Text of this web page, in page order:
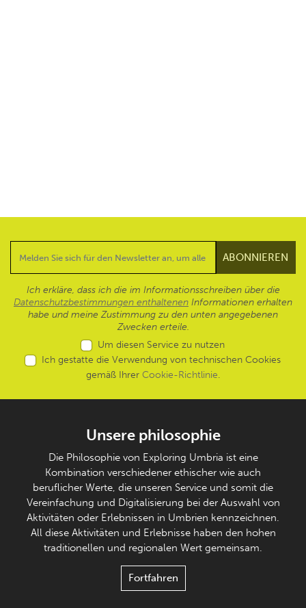
Ich erkläre, dass ich die im Informationsschreiben über die
Datenschutzbestimmungen enthaltenen Informationen erhalten
habe und meine Zustimmung zu den unten angegebenen
Zwecken erteile.
Um diesen Service zu nutzen
Ich gestatte die Verwendung von technischen Cookies
gemäß Ihrer Cookie-Richtlinie.
Unsere philosophie
Die Philosophie von Exploring Umbria ist eine
Kombination verschiedener ethischer wie auch
beruflicher Werte, die unseren Service und somit die
Vereinfachung und Digitalisierung bei der Auswahl von
Aktivitäten oder Erlebnissen in Umbrien kennzeichnen.
All diese Aktivitäten und Erlebnisse haben den hohen
traditionellen und regionalen Wert gemeinsam.
Fortfahren